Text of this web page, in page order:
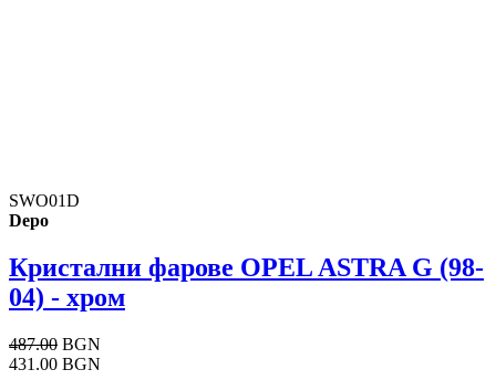
SWO01D
Depo
Кристални фарове OPEL ASTRA G (98-
04) - хром
487.00 BGN
431.00 BGN